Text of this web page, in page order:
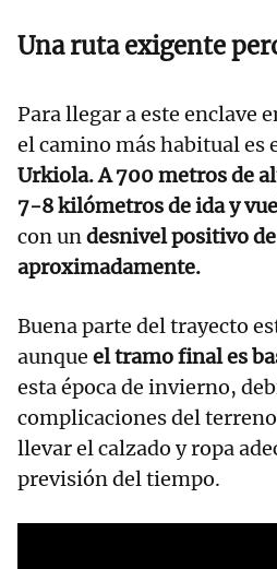
Una ruta exigente
Para llegar a este enclave
el camino más habitual es
Urkiola. A 700 metros de
7-8 kilómetros de ida y
con undesnivel positivo
aproximadamente.
Buena parte del trayecto
aunque el tramo final es
esta época de invierno,
complicaciones del
llevar el calzado y ropa
previsión del tiempo.